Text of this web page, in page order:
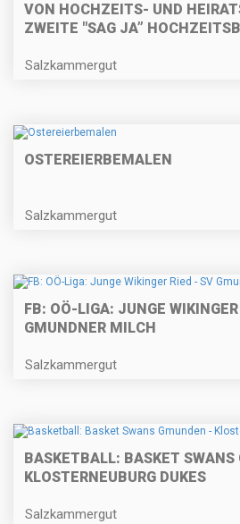
VON HOCHZEITS- UND
ZWEITE "SAG JA”
Salzkammergut
OSTEREIERBEMALEN
Salzkammergut
FB: OÖ-LIGA: JUNGE
GMUNDNER MILCH
Salzkammergut
BASKETBALL: BASKET SWANS
KLOSTERNEUBURG DUKES
Salzkammergut